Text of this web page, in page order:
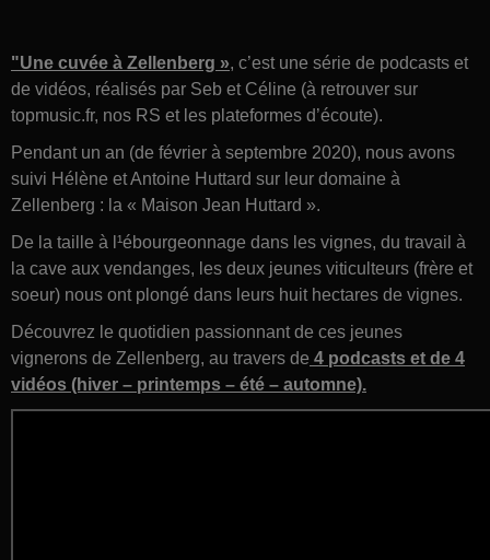
"Une cuvée à Zellenberg », c’est une série de podcasts et
de vidéos, réalisés par Seb et Céline (à retrouver sur
topmusic.fr, nos RS et les plateformes d’écoute).
Pendant un an (de février à septembre 2020), nous avons
suivi Hélène et Antoine Huttard sur leur domaine à
Zellenberg : la « Maison Jean Huttard ».
De la taille à l¹ébourgeonnage dans les vignes, du travail à
la cave aux vendanges, les deux jeunes viticulteurs (frère et
soeur) nous ont plongé dans leurs huit hectares de vignes.
Découvrez le quotidien passionnant de ces jeunes
vignerons de Zellenberg, au travers de 4 podcasts et de 4
vidéos (hiver – printemps – été – automne).